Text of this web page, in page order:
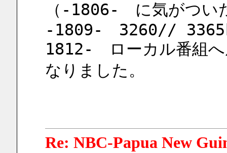
（-1806-　に気がつい
-1809-　3260//
1812-　ローカル番組
なりました。
Re: NBC-Papua New